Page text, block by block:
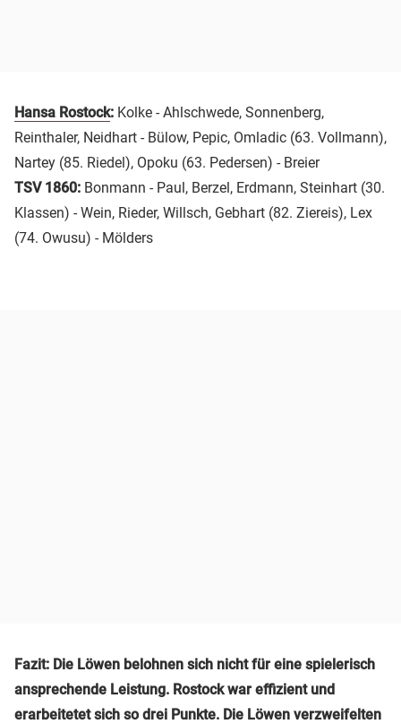
Hansa Rostock: Kolke - Ahlschwede, Sonnenberg,
Reinthaler, Neidhart - Bülow, Pepic, Omladic (63. Vollmann),
Nartey (85. Riedel), Opoku (63. Pedersen) - Breier
TSV 1860: Bonmann - Paul, Berzel, Erdmann, Steinhart (30.
Klassen) - Wein, Rieder, Willsch, Gebhart (82. Ziereis), Lex
(74. Owusu) - Mölders
Fazit: Die Löwen belohnen sich nicht für eine spielerisch
ansprechende Leistung. Rostock war effizient und
erarbeitetet sich so drei Punkte. Die Löwen verzweifelten